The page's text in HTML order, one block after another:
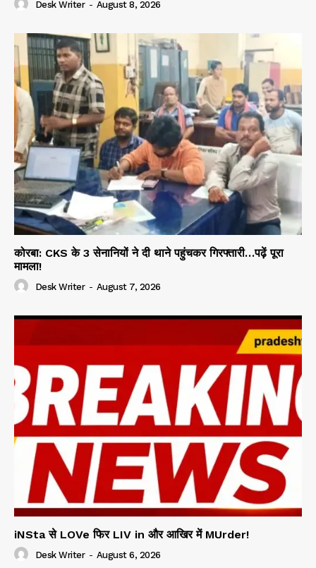
Desk Writer - August 8, 2026
कोरबा: CKS के 3 सेनानियों ने दी थाने पहुंचकर गिरफ्तारी…पढ़ें पूरा
मामला!
Desk Writer - August 7, 2026
iNSta से LOVe फिर LIV in और आखिर में MUrder!
Desk Writer - August 6, 2026